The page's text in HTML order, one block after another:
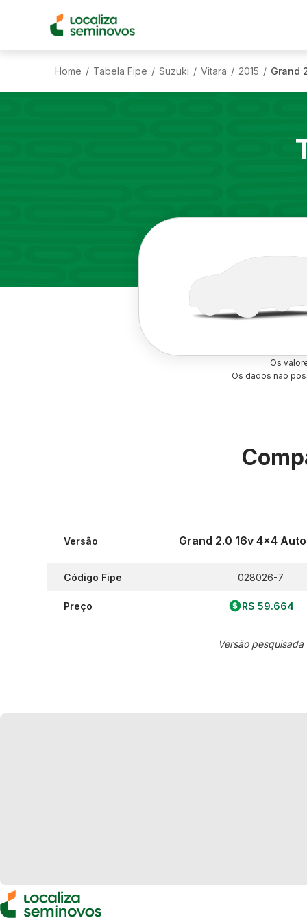
Home / Tabela Fipe / Suzuki / Vitara / 2015 / Grand
Os
Os dados não
Versão
Código Fipe
Preço
Grand 2.0 16v 4x4
028026-7
R$ 59.664
Versão pesquisada